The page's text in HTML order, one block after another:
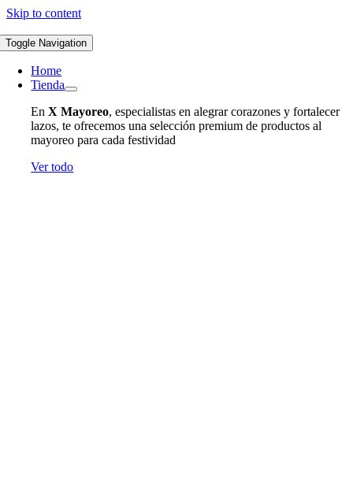
Skip to content
Toggle Navigation
Home
Tienda
EnX Mayoreo, especialistas en alegrar corazones y fortalecer
lazos, te ofrecemos una selección premium de productos al
mayoreo para cada festividad
Ver todo